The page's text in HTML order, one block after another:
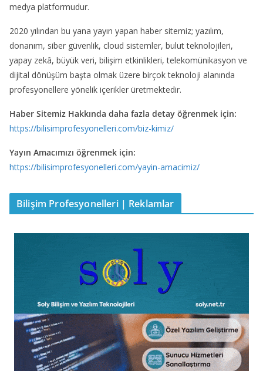
medya platformudur.
2020 yılından bu yana yayın yapan haber sitemiz; yazılım,
donanım, siber güvenlik, cloud sistemler, bulut teknolojileri,
yapay zekâ, büyük veri, bilişim etkinlikleri, telekomünikasyon ve
dijital dönüşüm başta olmak üzere birçok teknoloji alanında
profesyonellere yönelik içerikler üretmektedir.
Haber Sitemiz Hakkında daha fazla detay öğrenmek için:
https://bilisimprofesyonelleri.com/biz-kimiz/
Yayın Amacımızı öğrenmek için:
https://bilisimprofesyonelleri.com/yayin-amacimiz/
Bilişim Profesyonelleri | Reklamlar